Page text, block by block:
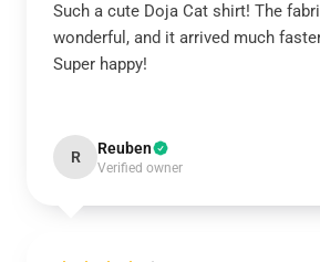
Such a cute Doja Cat shirt! The
wonderful, and it arrived much
Super happy!
R Reuben
Verified owner